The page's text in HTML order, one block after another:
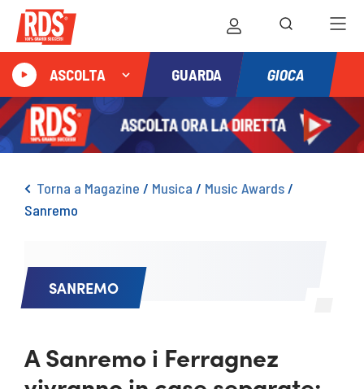
ASCOLTA GUARDA GIOCA
Torna a Magazine / Musica / Music Awards/
Sanremo
SANREMO
A Sanremo i Ferragnez